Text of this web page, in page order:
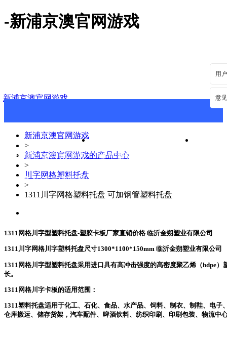
-新浦京澳官网游戏
用
意
新浦京澳官网游戏
新浦京澳官网游戏 关于新浦京澳官网游戏
联系新浦京澳官网游戏
新浦京澳官网游戏
>
新浦京澳官网游戏的产品中心
>
川字网格塑料托盘
>
1311川字网格塑料托盘 可加钢管塑料托盘
1311网格川字型塑料托盘-塑胶卡板厂家直销价格 临沂金朔塑业有限公司
1311川字网格川字塑料托盘尺寸1300*1100*150mm 临沂金朔塑业有限公司
1311网格川字型塑料托盘采用进口具有高冲击强度的高密度聚乙烯（hdpe
长。
1311网格川字卡板的适用范围：
1311塑料托盘适用于化工、石化、食品、水产品、饲料、制衣、制鞋、电
仓库搬运、储存货架，汽车配件、啤酒饮料、纺织印刷、印刷包装、物流中